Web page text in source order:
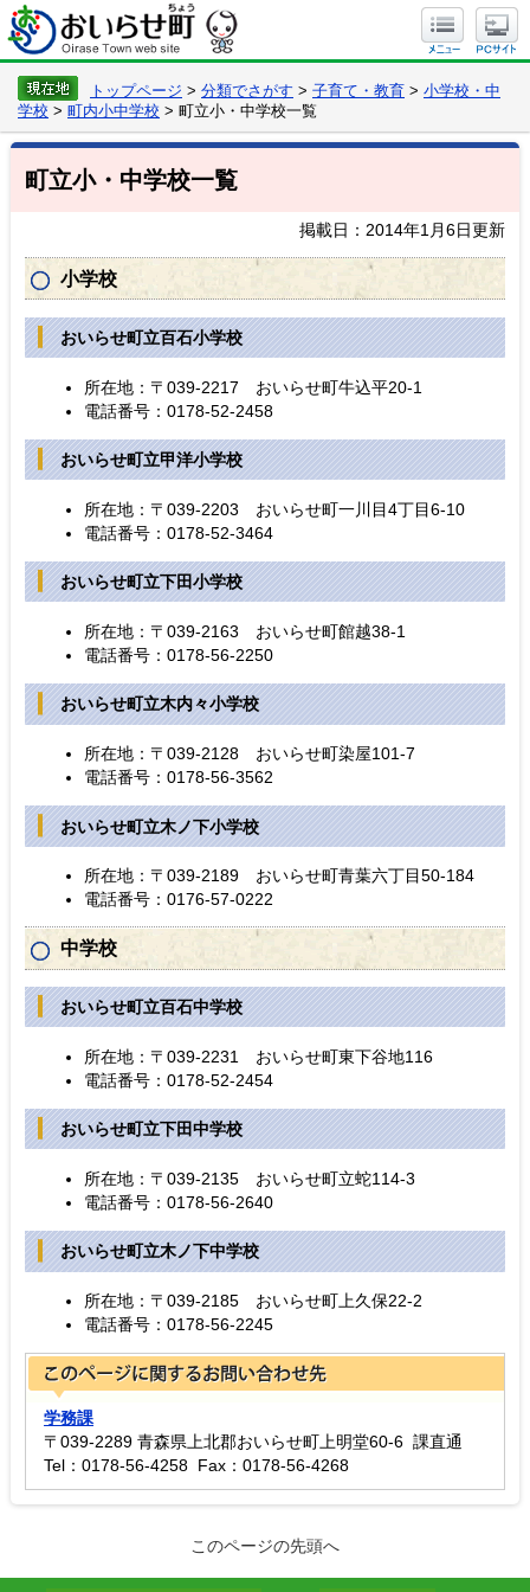
トップページ > 分類でさがす > 子育て・教育 > 小学校・中
学校 > 町内小中学校 > 町立小・中学校一覧
町立小・中学校一覧
掲載日：2014年1月6日更新
小学校
おいらせ町立百石小学校
所在地：〒039-2217 おいらせ町牛込平20-1
電話番号：0178-52-2458
おいらせ町立甲洋小学校
所在地：〒039-2203 おいらせ町一川目4丁目6-10
電話番号：0178-52-3464
おいらせ町立下田小学校
所在地：〒039-2163 おいらせ町館越38-1
電話番号：0178-56-2250
おいらせ町立木内々小学校
所在地：〒039-2128 おいらせ町染屋101-7
電話番号：0178-56-3562
おいらせ町立木ノ下小学校
所在地：〒039-2189 おいらせ町青葉六丁目50-184
電話番号：0176-57-0222
中学校
おいらせ町立百石中学校
所在地：〒039-2231 おいらせ町東下谷地116
電話番号：0178-52-2454
おいらせ町立下田中学校
所在地：〒039-2135 おいらせ町立蛇114-3
電話番号：0178-56-2640
おいらせ町立木ノ下中学校
所在地：〒039-2185 おいらせ町上久保22-2
電話番号：0178-56-2245
学務課
〒039-2289 青森県上北郡おいらせ町上明堂60-6 課直通
Tel：0178-56-4258 Fax：0178-56-4268
このページの先頭へ